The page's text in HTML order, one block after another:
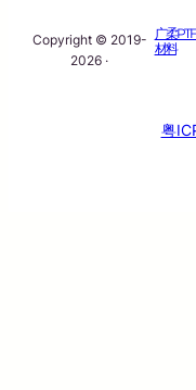
Copyright © 2019-
2026 ·
广柔
材料
粤